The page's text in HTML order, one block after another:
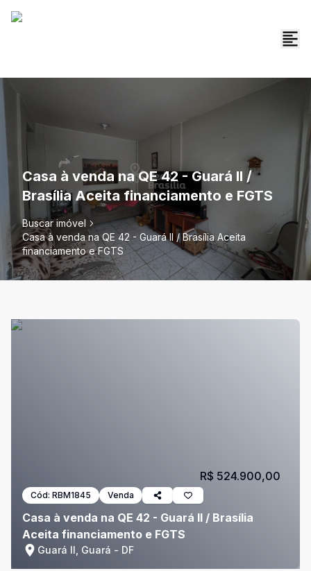
Casa à venda na QE 42 - Guará II /
Brasília Aceita financiamento e FGTS
Buscar imóvel
Casa à venda na QE 42 - Guará II / Brasília Aceita
financiamento e FGTS
Cód: RBM1845 Venda
Casa à venda na QE 42 - Guará II / Brasília
Aceita financiamento e FGTS
Guará II, Guará - DF
R$ 524.900,00